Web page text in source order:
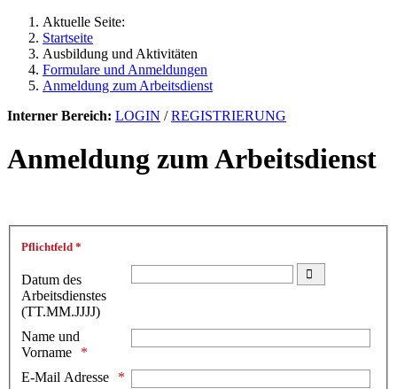
Aktuelle Seite:
Startseite
Ausbildung und Aktivitäten
Formulare und Anmeldungen
Anmeldung zum Arbeitsdienst
Interner Bereich: LOGIN /REGISTRIERUNG
Anmeldung zum Arbeitsdienst
Pflichtfeld *
Datum des
Arbeitsdienstes
(TT.MM.JJJJ)
Kalender öffnen
Name und
Vorname
E-Mail Adresse